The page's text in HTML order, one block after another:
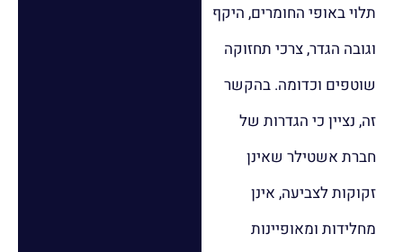
תלוי באופי החומרים, היקף
וגובה הגדר, צרכי תחזוקה
שוטפים וכדומה. בהקשר
זה, נציין כי הגדרות של
חברת אשטילר שאינן
זקוקות לצביעה, אינן
מחלידות ומאופיינות